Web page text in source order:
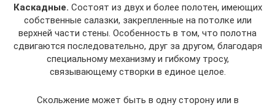
Каскадные. Состоят из двух и более полотен, имеющих
собственные салазки, закрепленные на потолке или
верхней части стены. Особенность в том, что полотна
сдвигаются последовательно, друг за другом, благодаря
специальному механизму и гибкому тросу,
связывающему створки в единое целое.
Скольжение может быть в одну сторону или в